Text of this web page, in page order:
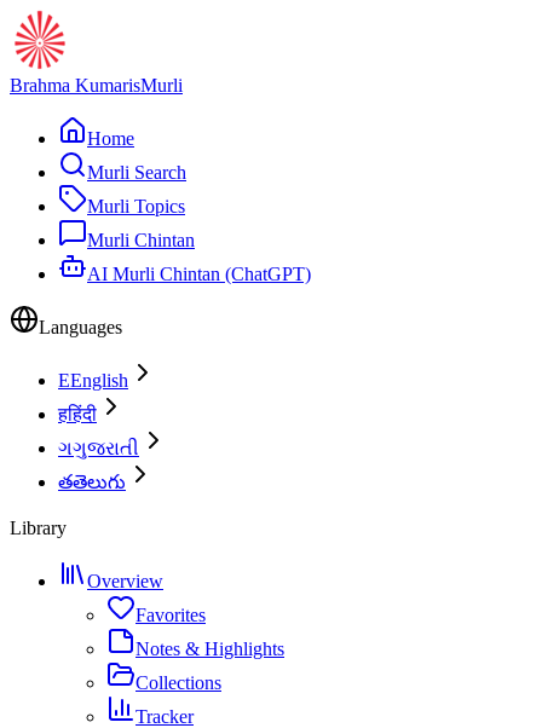
Brahma KumarisMurli
Home
Murli Search
Murli Topics
Murli Chintan
AI Murli Chintan (ChatGPT)
Languages
EEnglish
हहिंदी
ગગુજરાતી
తతెలుగు
Library
Overview
Favorites
Notes & Highlights
Collections
Tracker